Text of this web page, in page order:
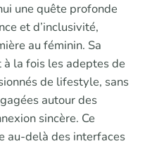
une quête profonde
et d’inclusivité,
au féminin. Sa
la fois les adeptes de
de lifestyle, sans
autour des
sincère. Ce
au-delà des interfaces